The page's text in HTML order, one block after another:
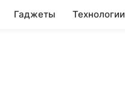
Гаджеты Технологии